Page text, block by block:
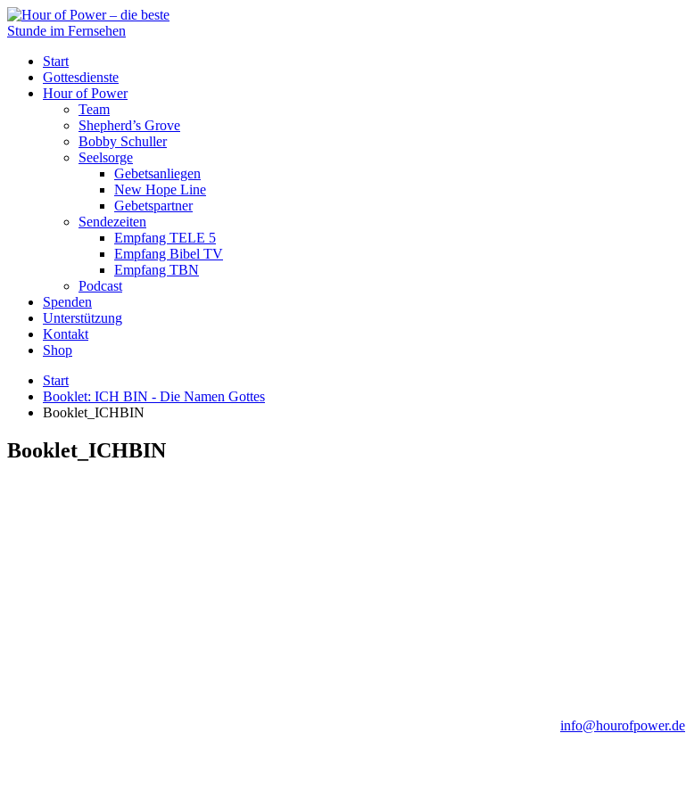
Start
Gottesdienste
Hour of Power
Team
Shepherd’s Grove
Bobby Schuller
Seelsorge
Gebetsanliegen
New Hope Line
Gebetspartner
Sendezeiten
Empfang TELE 5
Empfang Bibel TV
Empfang TBN
Podcast
Spenden
Unterstützung
Kontakt
Shop
Start
Booklet: ICH BIN - Die Namen Gottes
Booklet_ICHBIN
Booklet_ICHBIN
info@hourofpower.de